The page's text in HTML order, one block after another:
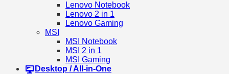
Lenovo Notebook
Lenovo 2 in 1
Lenovo Gaming
MSI
MSI Notebook
MSI 2 in 1
MSI Gaming
Desktop / All-in-One